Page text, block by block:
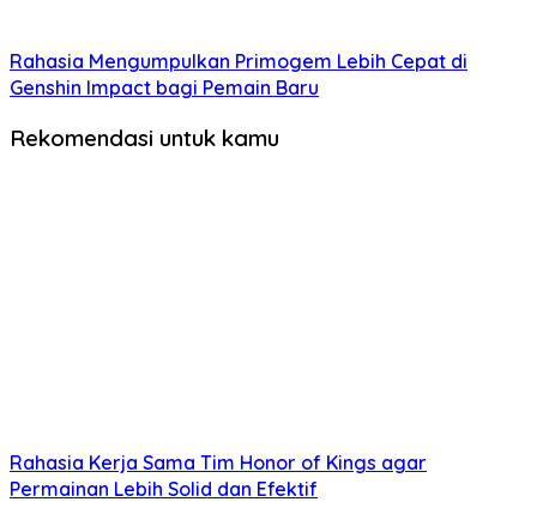
Rahasia Mengumpulkan Primogem Lebih Cepat di
Genshin Impact bagi Pemain Baru
Rekomendasi untuk kamu
Rahasia Kerja Sama Tim Honor of Kings agar
Permainan Lebih Solid dan Efektif